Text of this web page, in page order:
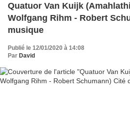
Quatuor Van Kuijk
Wolfgang Rihm - Robert Schumann) Cité de la
musique
Publié le 12/01/2020 à 14:08
Par David